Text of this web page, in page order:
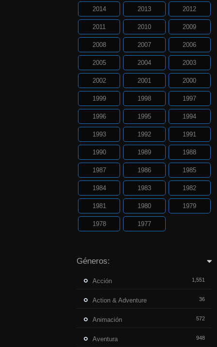
2014 2013 2012
2011 2010 2009
2008 2007 2006
2005 2004 2003
2002 2001 2000
1999 1998 1997
1996 1995 1994
1993 1992 1991
1990 1989 1988
1987 1986 1985
1984 1983 1982
1981 1980 1979
1978 1977
Géneros:
Acción 1,551
Action & Adventure 36
Animación 572
Aventura 948